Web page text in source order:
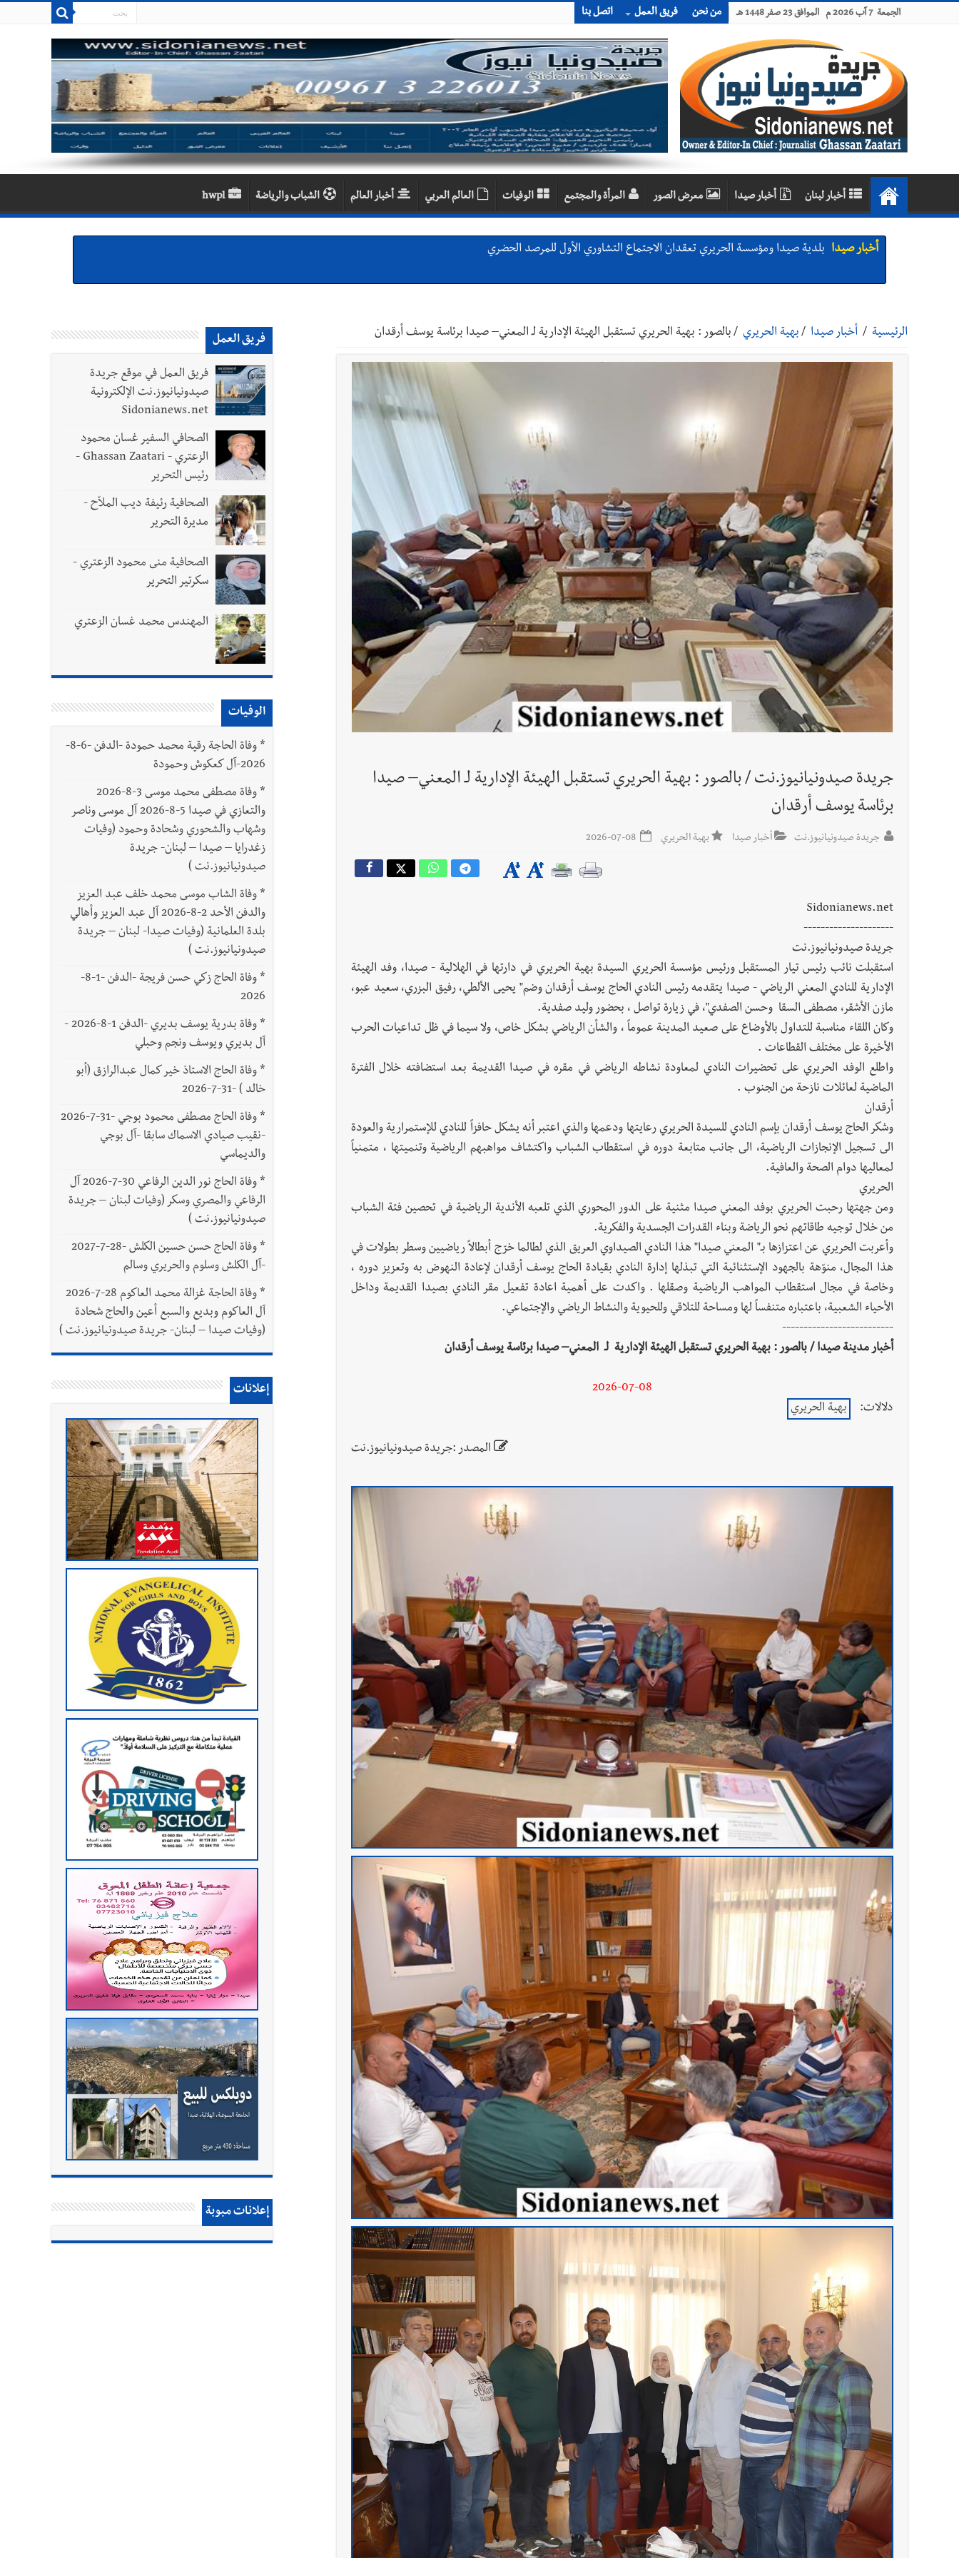
الجمعة 7 آب 2026 م الموافق 23 صفر 1448 هـ من نحن فريق العمل اتصل بنا
أخبار لبنان أخبار صيدا معرض الصور المرأة والمجتمع الوفيات العالم العربي أخبار العالم الشباب والرياضة hwpl
أخبار صيدا بلدية صيدا ومؤسسة الحريري تعقدان الاجتماع التشاوري الأول للمرصد الحضري
عمر مرجان يطلق أكاديمية نادي الحرية لكرة القدم
أخبار صيدا بالصور : الأهلي صيدا يتربع على عرش بطولة لبنان بكرة الطاولة بإحرازه لقباً ثانٍياً للسيدات بعد رابعٍ للرجال
أخبار صيدا بالصور : النائب أسامة سعد يسستقبل عامر معطي وغسان دالي بلطه في الذكرى الرابعة والعشرين لغياب مصطفى معروف سعد والنقيب في أمن الدولة أحمد حسين في زيارة
تعارف
أخبار لبنان
مؤسسة مياه لبنان الجنوبي : جيش العدوالاسرائيلي يستهدف فرق المؤسسة أثناء عملهم في عيتا الجبل
أخبار لبنان بهية الحريري تقدم بإسم الرئيس سعد الحريري التعازي بوفاة الراحل ميشال معلولي
أخبار لبنان الجيش اللبناني : إصابة أحد العسكريين بجروح طفيفة نتيجة استهداف إسرائيلي معادٍ لجرافة للجيش في بلدة المنصوري - صور
أخبار لبنان مسيّرة أسرائيلية القت قنبلة صوتية باتجاه جرافة للجيش اللبناني خلال عملها في المنصوري ومعلومات أولية عن اصابة أحد العسكريين
أخبار لبنان بسام طليس : نرفض فرض ضريبة جديدة على المحروقات تحت شعار حماية البيئة والأولوية اليوم للتخفيف من معاناة المواطنين
العالم العربي
رجل الاعمال الاماراتي خلف الحبتور : 112 شهيداً شُيّعوا في ‫غزة‬ بعد أن بقوا تحت الأنقاض منذ عام 2023: أيُعقل أن يبقى الشعب الفلسطيني يعيش كل هذا الألم؟ وإلى متى
الرئيسية / أخبار صيدا / بهية الحريري / بالصور : بهية الحريري تستقبل الهيئة الإدارية لـ المعني– صيدا برئاسة يوسف أرقدان
جريدة صيدونيانيوز.نت / بالصور : بهية الحريري تستقبل الهيئة الإدارية لـ المعني– صيدا
برئاسة يوسف أرقدان
جريدة صيدونيانيوز.نت أخبار صيدا بهية الحريري
Sidonianews.net
---------------------
جريدة صيدونيانيوز.نت
استقبلت نائب رئيس تيار المستقبل ورئيس مؤسسة الحريري السيدة بهية الحريري في دارتها في الهلالية - صيدا، وفد الهيئة
الإدارية للنادي المعني الرياضي - صيدا يتقدمه رئيس النادي الحاج يوسف أرقدان وضم" يحيى الألطي، رفيق البزري، سعيد عبو،
مازن الأشقر، مصطفى السقا وحسن الصفدي"، في زيارة تواصل ، بحضور وليد صفدية.
وكان اللقاء مناسبة للتداول بالأوضاع على صعيد المدينة عموماً ، والشأن الرياضي بشكل خاص، ولا سيما في ظل تداعيات الحرب
الأخيرة على مختلف القطاعات .
واطلع الوفد الحريري على تحضيرات النادي لمعاودة نشاطه الرياضي في مقره في صيدا القديمة بعد استضافته خلال الفترة
الماضية لعائلات نازحة من الجنوب .
أرقدان
وشكر الحاج يوسف أرقدان بإسم النادي للسيدة الحريري رعايتها ودعمها والذي اعتبر أنه يشكل حافزاً للنادي للإستمرارية والعودة
الى تسجيل الإنجازات الرياضية، الى جانب متابعة دوره في استقطاب الشباب واكتشاف مواهبهم الرياضية وتنميتها ، متمنياً
لمعاليها دوام الصحة والعافية.
الحريري
ومن جهتها رحبت الحريري بوفد المعني صيدا مثنية على الدور المحوري الذي تلعبه الأندية الرياضية في تحصين فئة الشباب
من خلال توجيه طاقاتهم نحو الرياضة وبناء القدرات الجسدية والفكرية.
وأعربت الحريري عن اعتزازها بـ" المعني صيدا" هذا النادي الصيداوي العريق الذي لطالما خرّج أبطالاً رياضيين وسطر بطولات في
هذا المجال، منوّهة بالجهود الإستثنائية التي تبذلها إدارة النادي بقيادة الحاج يوسف أرقدان لإعادة النهوض به وتعزيز دوره ،
وخاصة في مجال استقطاب المواهب الرياضية وصقلها . واكدت على أهمية اعادة تفعيل مقر النادي بصيدا القديمة وداخل
الأحياء الشعبية، باعتباره متنفساً لها ومساحة للتلاقي وللحيوية والنشاط الرياضي والإجتماعي.
--------------------------
أخبار مدينة صيدا / بالصور : بهية الحريري تستقبل الهيئة الإدارية لـ المعني– صيدا برئاسة يوسف أرقدان
2026-07-08
دلالات:
بهية الحريري
المصدر :جريدة صيدونيانيوز.نت
فريق العمل
فريق العمل في موقع جريدة
صيدونيانيوز.نت الإلكترونية
Sidonianews.net
الصحافي السفير غسان محمود
الزعتري - Ghassan Zaatari -
رئيس التحرير
الصحافية رئيفة ديب الملاّح -
مديرة التحرير
الصحافية منى محمود الزعتري -
سكرتير التحرير
المهندس محمد غسان الزعتري
الوفيات
*
وفاة الحاجة رقية محمد حمودة -الدفن -6-8-
2026-آل كعكوش وحمودة
*
وفاة مصطفى محمد موسى 3-8-2026
والتعازي في صيدا 5-8-2026 آل موسى وناصر
وشهاب والشحوري وشحادة وحمود (وفيات
زغدرايا – صيدا – لبنان- جريدة
صيدونيانيوز.نت )
* وفاة الشاب موسى محمد خلف عبد العزيز
والدفن الأحد 2-8-2026 آل عبد العزيز وأهالي
بلدة العلمانية (وفيات صيدا- لبنان – جريدة
صيدونيانيوز.نت )
*
وفاة الحاج زكي حسن فريجة -الدفن -1-8-
2026
*
وفاة بدرية يوسف بديري -الدفن 1-8-2026 -
آل بديري ويوسف ونجم وحبلي
* وفاة الحاج الاستاذ خير كمال عبدالرازق (أبو
خالد ) -31-7-2026
*
وفاة الحاج مصطفى محمود بوجي -31-7-2026
-نقيب صيادي الاسماك سابقا -آل بوجي
والديماسي
*
وفاة الحاج نور الدين الرفاعي 30-7-2026 آل
الرفاعي والمصري وسكر (وفيات لبنان – جريدة
صيدونيانيوز.نت )
*
وفاة الحاج حسن حسين الكلش -28-7-2027
-آل الكلش وسلوم والحريري وسالم
*
وفاة الحاجة غزالة محمد العاكوم 28-7-2026
آل العاكوم وبديع والسبع أعين والحاج شحادة
(وفيات صيدا – لبنان- جريدة صيدونيانيوز.نت )
إعلانات
إعلانات مبوبة